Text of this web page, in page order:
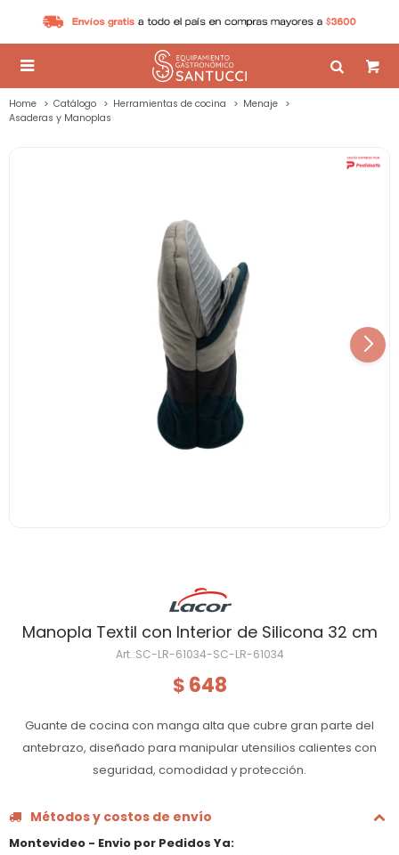

Home Catálogo Herramientas de cocina
Menaje
Asaderas y Manoplas
Manopla Textil con Interior de Silicona 32 cm
SC-LR-61034-SC-LR-61034
$ 648
Guante de cocina con manga alta que cubre gran parte del
antebrazo, diseñado para manipular utensilios calientes con
seguridad, comodidad y protección.
Métodos y costos de envío
Montevideo - Envio por Pedidos Ya: